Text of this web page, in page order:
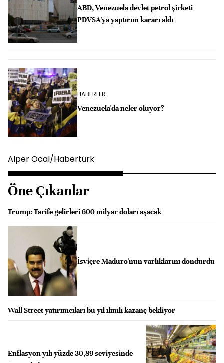
ABD, Venezuela devlet petrol şirketi
PDVSA'ya yaptırım kararı aldı
HABERLER
Venezuela'da neler oluyor?
Alper Öcal/Habertürk
Öne Çıkanlar
Trump: Tarife gelirleri 600 milyar doları aşacak
İsviçre Maduro'nun varlıklarını dondurdu
Wall Street yatırımcıları bu yıl ılımlı kazanç bekliyor
Enflasyon yılı yüzde 30,89 seviyesinde